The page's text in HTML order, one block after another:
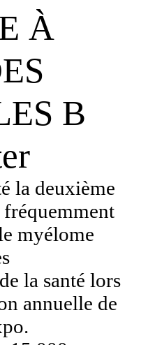
À
B
la deuxième
myélome
la santé lors
annuelle de